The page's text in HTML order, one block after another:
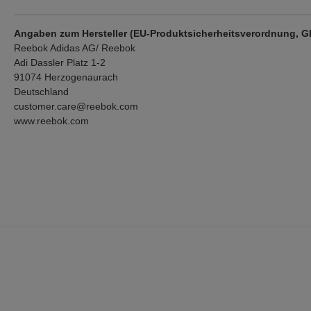
Angaben zum Hersteller (EU-Produktsicherheitsverordnung,
Reebok Adidas AG/ Reebok
Adi Dassler Platz 1-2
91074 Herzogenaurach
Deutschland
customer.care@reebok.com
www.reebok.com